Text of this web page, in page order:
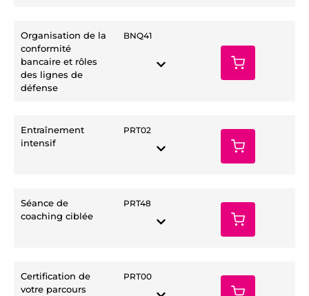
Organisation de la
conformité
bancaire et rôles
des lignes de
défense
BNQ41
Entraînement
intensif
PRT02
Séance de
coaching ciblée
PRT48
Certification de
votre parcours
PRT00